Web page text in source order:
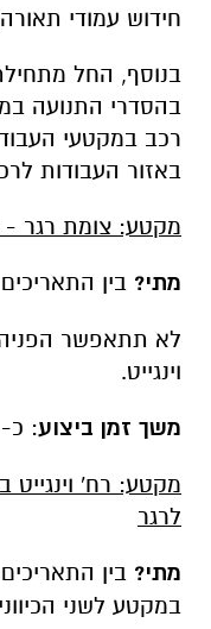
רכב במקטעי
מקטע: צומת רגר -
מתי?בין התאריכים 25-
לא תתאפשר הפניה
מקטע: רח' וינגייט
במקטע לשני
כזכור, השדרה